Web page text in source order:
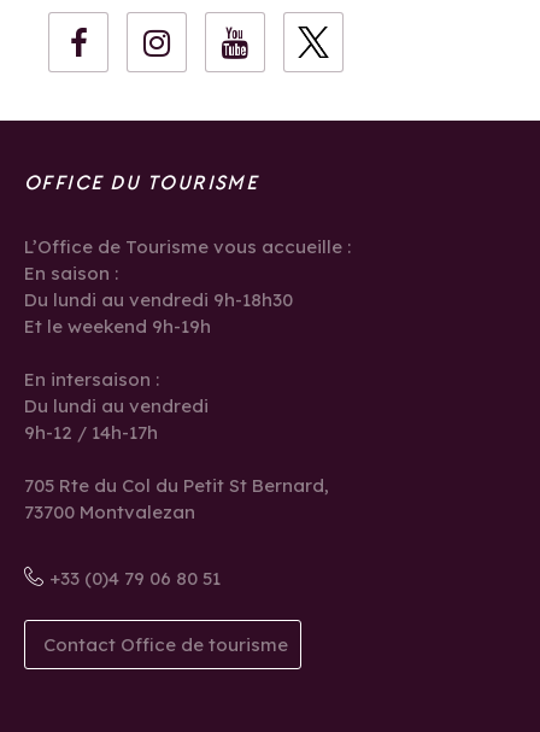
OFFICE DU TOURISME
L’Office de Tourisme vous accueille :
En saison :
Du lundi au vendredi 9h-18h30
Et le weekend 9h-19h
En intersaison :
Du lundi au vendredi
9h-12 / 14h-17h
705 Rte du Col du Petit St Bernard,
73700 Montvalezan
+33 (0)4 79 06 80 51
Contact Office de tourisme